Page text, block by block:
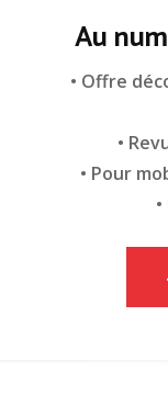
Au
• Offre
•
• Pour